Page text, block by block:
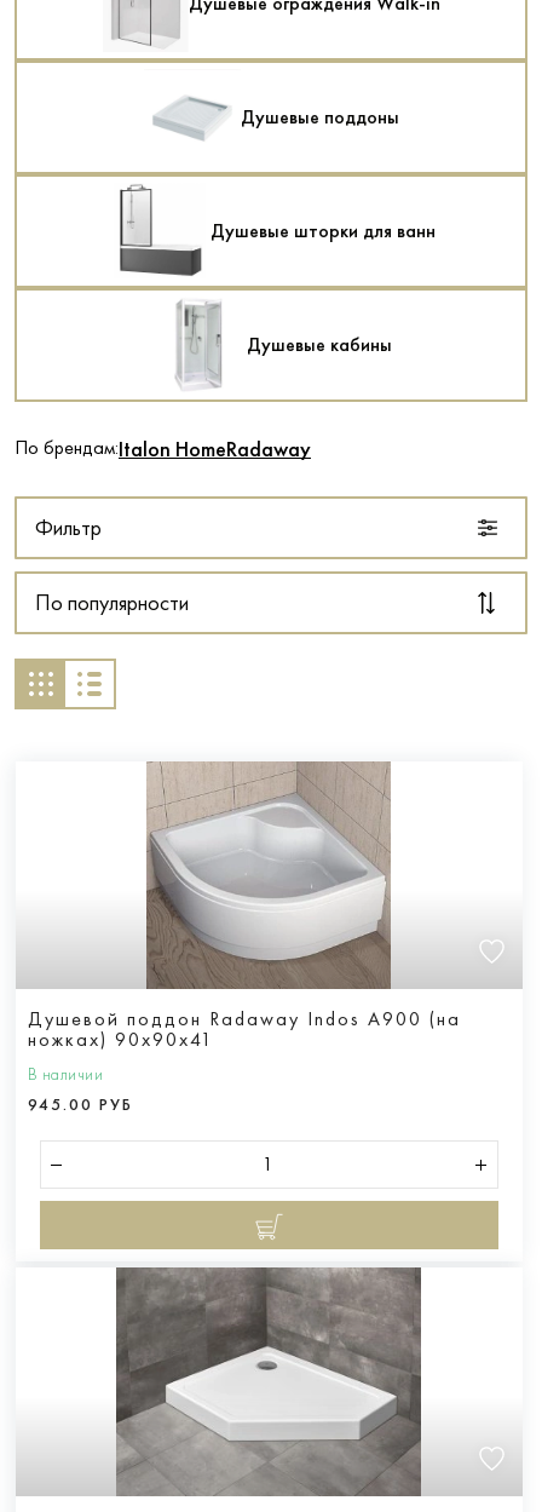
Душевые поддоны
Душевые шторки для ванн
Душевые кабины
По брендам:Italon HomeRadaway
Фильтр
По популярности
Душевой поддон Radaway Indos A900 (на
ножках) 90х90х41
В наличии
945.00 РУБ